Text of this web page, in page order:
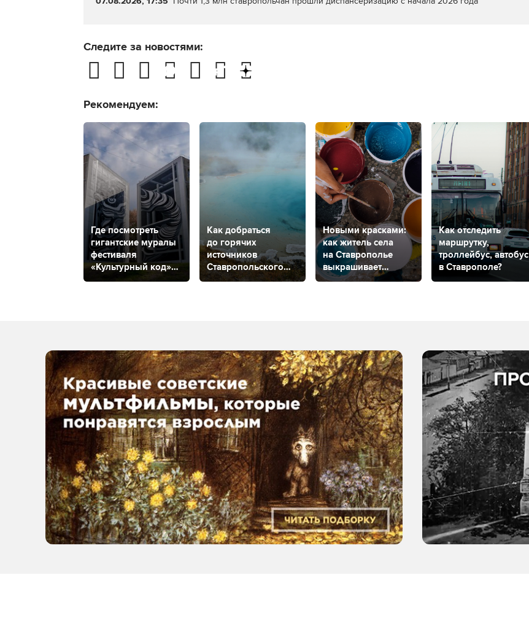
Следите за новостями:
Рекомендуем:
Где посмотреть
гигантские муралы
фестиваля
«Культурный код»
в Солнечнодольске
Как добраться
до горячих
источников
Ставропольского
края?
Новыми красками:
как житель села
на Ставрополье
выкрашивает
пластиком дерево
Как отследить
маршрутку,
троллейбус, автобус
в Ставрополе?